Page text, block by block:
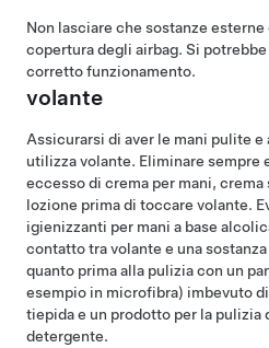
Non lasciare che sostanze
copertura degli airbag. Si
corretto funzionamento.
volante
Assicurarsi di aver le mani pulite e
utilizzavolante. Eliminare sempre
eccesso di crema per mani, crema
lozione prima di toccare volante.
igienizzanti per mani a base
contatto travolante e una
quanto prima alla pulizia con un
esempio in microfibra) imbevuto
tiepida e un prodotto per la pulizia
detergente.